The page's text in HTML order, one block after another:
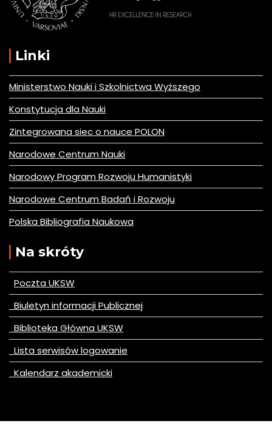
Linki
Ministerstwo Nauki i Szkolnictwa Wyższego
Konstytucja dla Nauki
Zintegrowana siec o nauce POLON
Narodowe Centrum Nauki
Narodowy Program Rozwoju Humanistyki
Narodowe Centrum Badań i Rozwoju
Polska Bibliografia Naukowa
Na skróty
Poczta UKSW
Biuletyn informacji Publicznej
Biblioteka Główna UKSW
Lista serwisów logowanie
Kalendarz akademicki